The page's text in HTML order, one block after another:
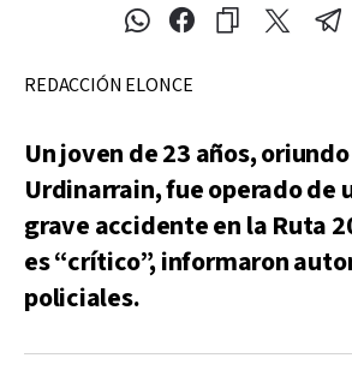
REDACCIÓN ELONCE
Un joven de 23 años,
Urdinarrain, fue operado de
grave accidente en la Ruta
es “crítico”, informaron
policiales.